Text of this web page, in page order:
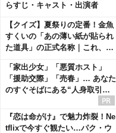
らすじ・キャスト・出演者
【クイズ】夏祭りの定番！金魚
すくいの「あの薄い紙が貼られ
た道具」の正式名称｜これ、…
「家出少女」「悪質ホスト」
「援助交際」「売春」… あなた
のすぐそばにある“人身取引…
『恋は命がけ』で魅力炸裂！Ne
tflixで今すぐ観たい…パク・ウ